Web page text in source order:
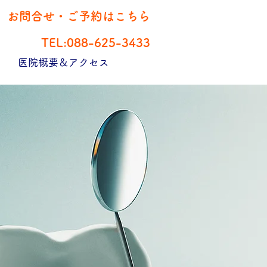
お問合せ・ご予約はこちら
TEL:088-625-3433
医院概要＆アクセス